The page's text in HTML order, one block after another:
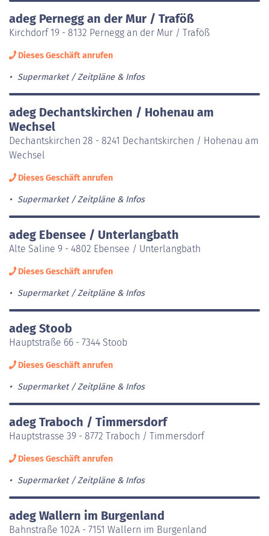
adeg Pernegg an der Mur / Traföß
Kirchdorf 19 - 8132 Pernegg an der Mur / Traföß
Dieses Geschäft anrufen
Supermarket Zeitpläne & Infos
adeg Dechantskirchen / Hohenau am
Wechsel
Dechantskirchen 28 - 8241 Dechantskirchen / Hohenau am
Wechsel
Dieses Geschäft anrufen
Supermarket Zeitpläne & Infos
adeg Ebensee / Unterlangbath
Alte Saline 9 - 4802 Ebensee / Unterlangbath
Dieses Geschäft anrufen
Supermarket Zeitpläne & Infos
adeg Stoob
Hauptstraße 66 - 7344 Stoob
Dieses Geschäft anrufen
Supermarket Zeitpläne & Infos
adeg Traboch / Timmersdorf
Hauptstrasse 39 - 8772 Traboch / Timmersdorf
Dieses Geschäft anrufen
Supermarket Zeitpläne & Infos
adeg Wallern im Burgenland
Bahnstraße 102A - 7151 Wallern im Burgenland